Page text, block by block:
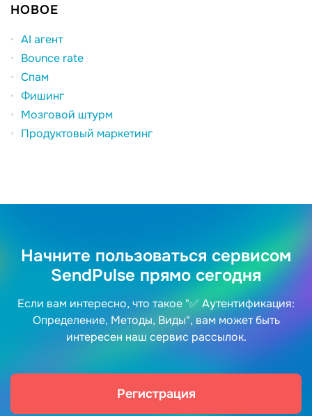
НОВОЕ
AI агент
Bounce rate
Спам
Фишинг
Мозговой штурм
Продуктовый маркетинг
Начните пользоваться сервисом
SendPulse прямо сегодня
Если вам интересно, что такое "✅ Аутентификация:
Определение, Методы, Виды", вам может быть
интересен наш сервис рассылок.
Регистрация